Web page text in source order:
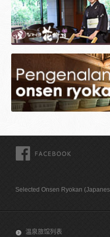
Selected Onsen Ryokan
温泉旅馆列表